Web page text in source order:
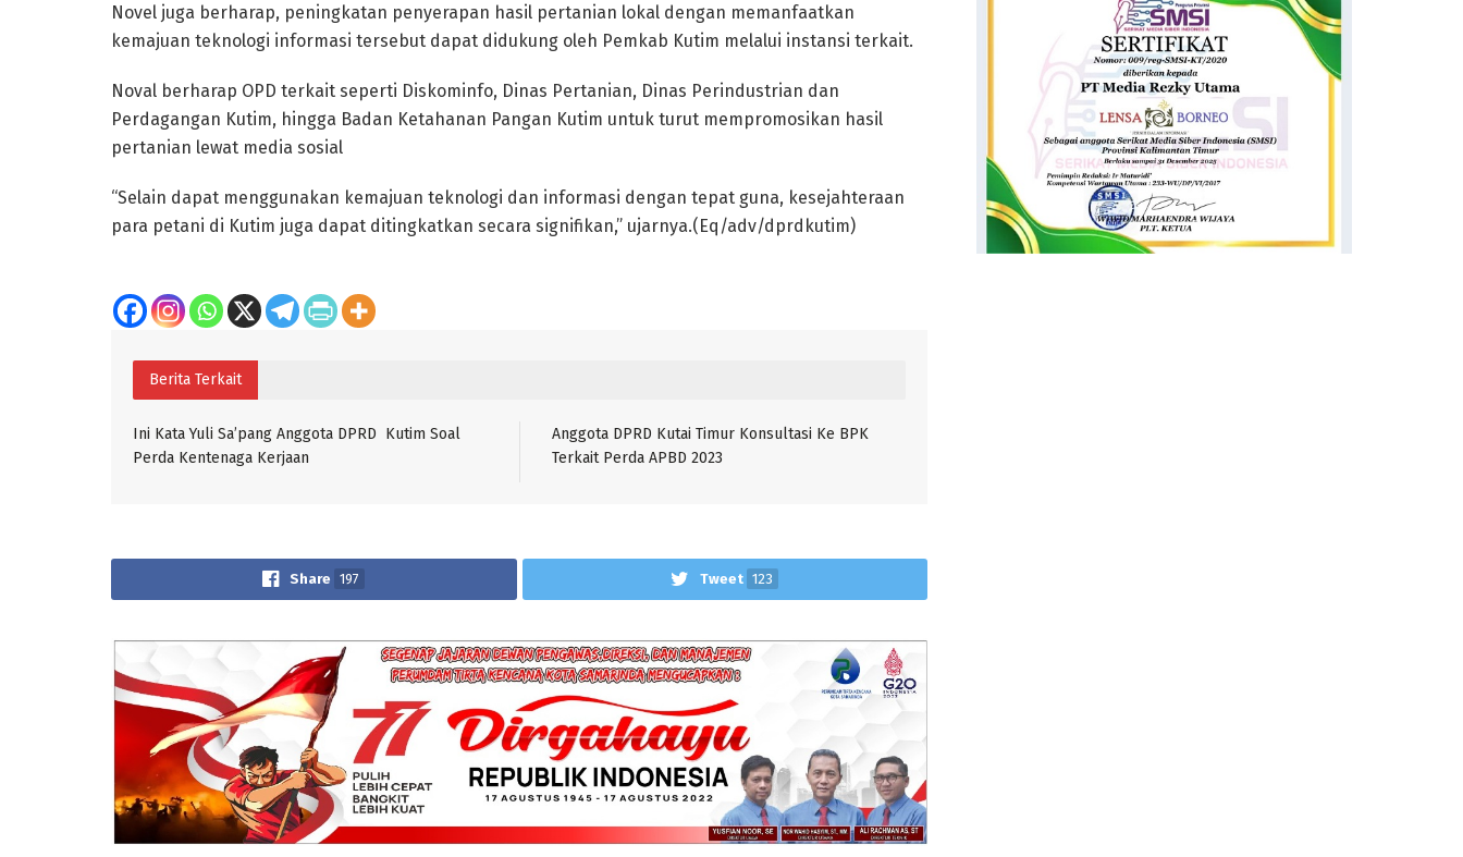
Novel juga berharap, peningkatan penyerapan hasil pertanian lokal dengan memanfaatkan
kemajuan teknologi informasi tersebut dapat didukung oleh Pemkab Kutim melalui instansi terkait.
Noval berharap OPD terkait seperti Diskominfo, Dinas Pertanian, Dinas Perindustrian dan
Perdagangan Kutim, hingga Badan Ketahanan Pangan Kutim untuk turut mempromosikan hasil
pertanian lewat media sosial
“Selain dapat menggunakan kemajuan teknologi dan informasi dengan tepat guna, kesejahteraan
para petani di Kutim juga dapat ditingkatkan secara signifikan,” ujarnya.(Eq/adv/dprdkutim)
Berita Terkait
Ini Kata Yuli Sa’pang Anggota DPRD Kutim Soal
Perda Kentenaga Kerjaan
Anggota DPRD Kutai Timur Konsultasi Ke BPK
Terkait Perda APBD 2023
Share 197 Tweet 123